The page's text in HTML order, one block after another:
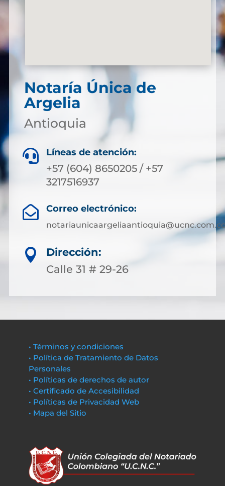
Notaría Única de
Argelia
Antioquia
 Líneas de atención:
+57 (604) 8650205 / +57
3217516937
 Correo electrónico:

Dirección:
Calle 31 # 29-26
• Términos y condiciones
• Política de Tratamiento de Datos
Personales
• Políticas de derechos de autor
• Certificado de Accesibilidad
• Políticas de Privacidad Web
• Mapa del Sitio